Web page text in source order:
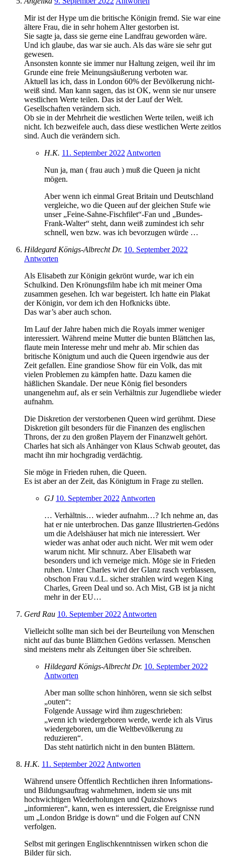
Mir ist der Hype um die britische Königin fremd. Sie war eine
ältere Frau, die in sehr hohem Alter gestorben ist.
Sie sagte ja, dass sie gerne eine Landfrau geworden wäre.
Und ich glaube, das war sie auch. Als das wäre sie sehr gut
gewesen.
Ansonsten konnte sie immer nur Haltung zeigen, weil ihr im
Grunde eine freie Meinungsäußerung verboten war.
Aktuell las ich, dass in London 60% der Bevölkerung nicht-
weiß sind. Man kann sagen, das ist OK, wenn sie nur unsere
westlichen Werte teilen. Das ist der Lauf der Welt.
Gesellschaften verändern sich.
Ob sie in der Mehrheit die westlichen Werte teilen, weiß ich
nicht. Ich bezweifele auch, dass diese westlichen Werte zeitlos
sind. Auch die verändern sich.
H.K. 11. September 2022Antworten
Nun ja, man ( frau auch ) muß die Queen ja nicht
mögen.
Aber wenn ich einmal Great Britain und Deutschland
vergleiche, wo die Queen auf der gleichen Stufe wie
unser „Feine-Sahne-Fischfilet“-Fan und „Bundes-
Frank-Walter“ steht, dann weiß zumindest ich sehr
schnell, wen bzw. was ich bevorzugen würde …
Hildegard Königs-Albrecht Dr. 10. September 2022
Antworten
Als Elisabeth zur Königin gekrönt wurde, war ich ein
Schulkind. Den Krönungsfilm habe ich mit meiner Oma
zusammen gesehen. Ich war begeistert. Ich hatte ein Plakat
der Königin, vor dem ich den Hofknicks übte.
Das war’s aber auch schon.
Im Lauf der Jahre haben mich die Royals immer weniger
interessiert. Während meine Mutter die bunten Blättchen las,
flaute mein Interesse mehr und mehr ab. Mir schien das
britische Königtum und auch die Queen irgendwie aus der
Zeit gefallen. Eine grandiose Show für ein Volk, das mit
vielen Problemen zu kämpfen hatte. Dazu kamen die
häßlichen Skandale. Der neue König fiel besonders
unangenehm auf, als er sein Verhältnis zur Jugendliebe wieder
aufnahm.
Die Diskretion der verstorbenen Queen wird gerühmt. Diese
Diskretion gilt besonders für die Finanzen des englischen
Throns, der zu den großen Playern der Finanzwelt gehört.
Charles hat sich als Anhänger von Klaus Schwab geoutet, das
macht ihn mir hochgradig verdächtig.
Sie möge in Frieden ruhen, die Queen.
Es ist aber an der Zeit, das Königtum in Frage zu stellen.
GJ 10. September 2022Antworten
… Verhältnis… wieder aufnahm…? Ich nehme an, das
hat er nie unterbrochen. Das ganze Illustrierten-Gedöns
um die Adelshäuser hat mich nie interessiert. Wer
wieder was anhat oder auch nicht. Wer mit wem oder
warum nicht. Mir schnurz. Aber Elisabeth war
besonders und ich verneige mich. Möge sie in Frieden
ruhen. Unter Charles wird der Glanz rasch verblassen,
obschon Frau v.d.L. sicher strahlen wird wegen King
Charles, Green Deal und so. Ach Mist, GB ist ja nicht
mehr in der EU…
Gerd Rau 10. September 2022Antworten
Vielleicht sollte man sich bei der Beurteilung von Menschen
nicht auf das bunte Blättchen Gedöns verlassen. Menschen
sind meistens mehr als Zeitungen über Sie schreiben.
Hildegard Königs-Albrecht Dr. 10. September 2022
Antworten
Aber man sollte schon hinhören, wenn sie sich selbst
„outen“:
Folgende Aussage wird ihm zugeschrieben:
„wenn ich wiedergeboren werde, werde ich als Virus
wiedergeboren, um die Weltbevölkerung zu
reduzieren“.
Das steht natürlich nicht in den bunten Blättern.
H.K. 11. September 2022Antworten
Während unsere Öffentlich Rechtlichen ihren Informations-
und Bildungsauftrag wahrnehmen, indem sie uns mit
hochwichtigen Wiederholungen und Quizshows
„informieren“, kann, wen es interessiert, die Ereignisse rund
um „London Bridge is down“ und die Folgen auf CNN
verfolgen.
Selbst mit geringen Englischkenntnissen wirken schon die
Bilder für sich.